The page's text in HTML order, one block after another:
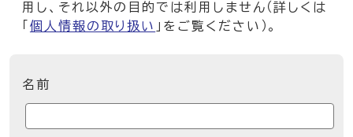
用し、それ以外の目的では利用しません（詳しくは
個人情報の取り扱い 」をご覧ください）。
名前